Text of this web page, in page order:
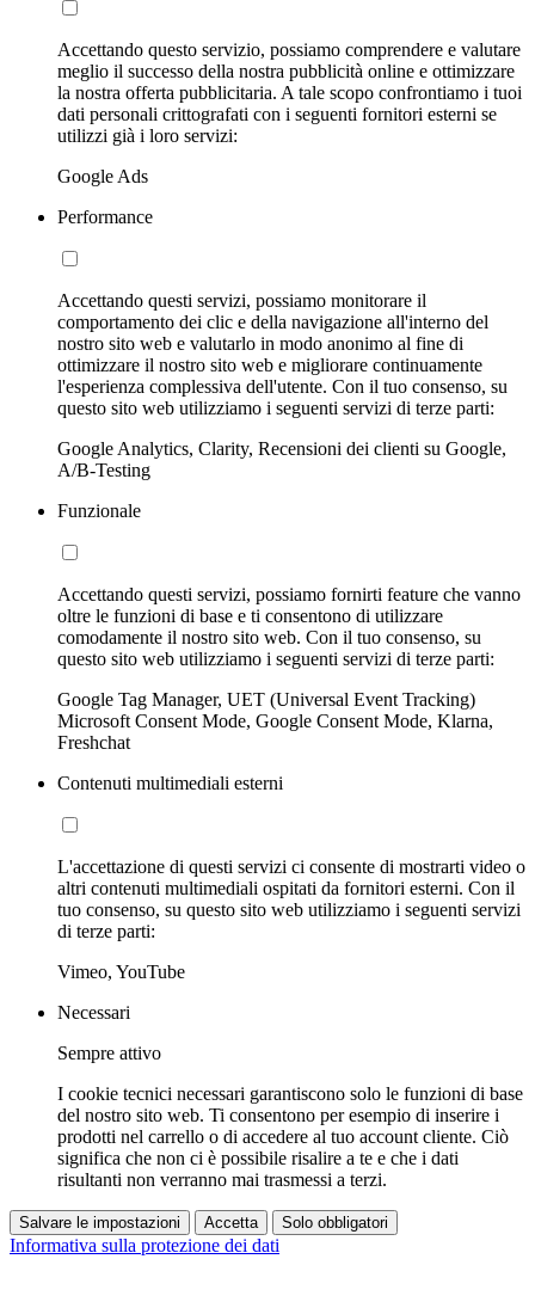
Accettando questo servizio, possiamo comprendere e valutare
meglio il successo della nostra pubblicità online e ottimizzare
la nostra offerta pubblicitaria. A tale scopo confrontiamo i tuoi
dati personali crittografati con i seguenti fornitori esterni se
utilizzi già i loro servizi:
Google Ads
Performance
Accettando questi servizi, possiamo monitorare il
comportamento dei clic e della navigazione all'interno del
nostro sito web e valutarlo in modo anonimo al fine di
ottimizzare il nostro sito web e migliorare continuamente
l'esperienza complessiva dell'utente. Con il tuo consenso, su
questo sito web utilizziamo i seguenti servizi di terze parti:
Google Analytics, Clarity, Recensioni dei clienti su Google,
A/B-Testing
Funzionale
Accettando questi servizi, possiamo fornirti feature che vanno
oltre le funzioni di base e ti consentono di utilizzare
comodamente il nostro sito web. Con il tuo consenso, su
questo sito web utilizziamo i seguenti servizi di terze parti:
Google Tag Manager, UET (Universal Event Tracking)
Microsoft Consent Mode, Google Consent Mode, Klarna,
Freshchat
Contenuti multimediali esterni
L'accettazione di questi servizi ci consente di mostrarti video o
altri contenuti multimediali ospitati da fornitori esterni. Con il
tuo consenso, su questo sito web utilizziamo i seguenti servizi
di terze parti:
Vimeo, YouTube
Necessari
Sempre attivo
I cookie tecnici necessari garantiscono solo le funzioni di base
del nostro sito web. Ti consentono per esempio di inserire i
prodotti nel carrello o di accedere al tuo account cliente. Ciò
significa che non ci è possibile risalire a te e che i dati
risultanti non verranno mai trasmessi a terzi.
Salvare le impostazioni Accetta Solo obbligatori
Informativa sulla protezione dei dati